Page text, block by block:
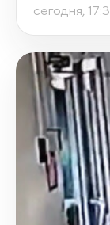
сегодня,